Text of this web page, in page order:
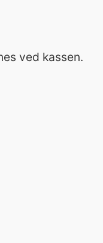
ved kassen.